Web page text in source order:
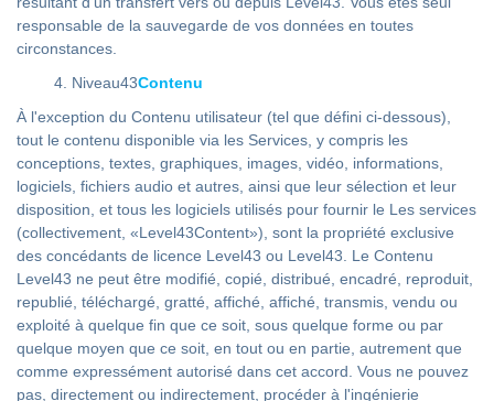
responsable de la sauvegarde de vos données en toutes
circonstances.
Niveau43Contenu
À l'exception du Contenu utilisateur (tel que défini ci-dessous),
tout le contenu disponible via les Services, y compris les
conceptions, textes, graphiques, images, vidéo, informations,
logiciels, fichiers audio et autres, ainsi que leur sélection et leur
disposition, et tous les logiciels utilisés pour fournir le Les services
(collectivement, «Level43Content»), sont la propriété exclusive
des concédants de licence Level43 ou Level43. Le Contenu
Level43 ne peut être modifié, copié, distribué, encadré, reproduit,
republié, téléchargé, gratté, affiché, affiché, transmis, vendu ou
exploité à quelque fin que ce soit, sous quelque forme ou par
quelque moyen que ce soit, en tout ou en partie, autrement que
comme expressément autorisé dans cet accord. Vous ne pouvez
pas, directement ou indirectement, procéder à l'ingénierie